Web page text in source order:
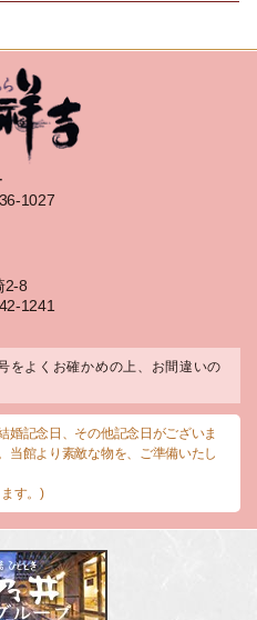
1027
2-8
1241
をよくお確かめの上、お間違いの
婚記念日、その他記念日がございま
当館より素敵な物を、ご準備いたし
す。)